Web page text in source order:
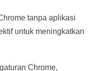
tanpa aplikasi
untuk meningkatkan
Chrome,